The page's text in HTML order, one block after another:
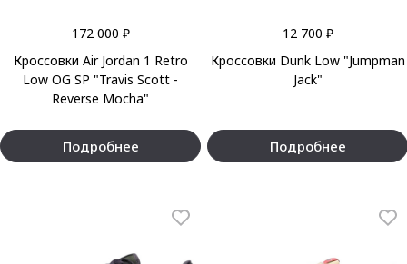
172 000 ₽
Кроссовки Air Jordan 1 Retro
Low OG SP "Travis Scott -
Reverse Mocha"
Подробнее
12 700 ₽
Кроссовки Dunk Low "Jumpman
Jack"
Подробнее